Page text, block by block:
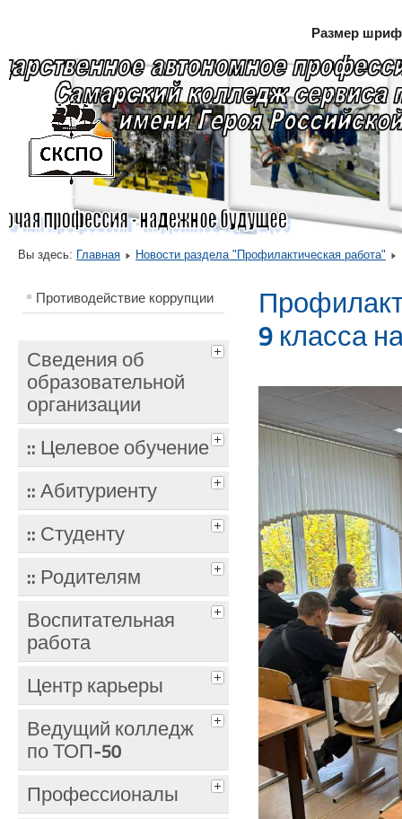
.
Размер
Вы здесь: Главная Новости раздела "Профилактическая работа"
Противодействие коррупции
Сведения об
образовательной
организации
:: Целевое обучение
:: Абитуриенту
:: Студенту
:: Родителям
Воспитательная
работа
Центр карьеры
Ведущий колледж
по ТОП-50
Профессионалы
9 класса